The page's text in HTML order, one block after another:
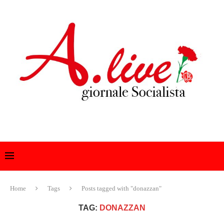
Home Tags Posts tagged with "donazzan"
TAG: DONAZZAN